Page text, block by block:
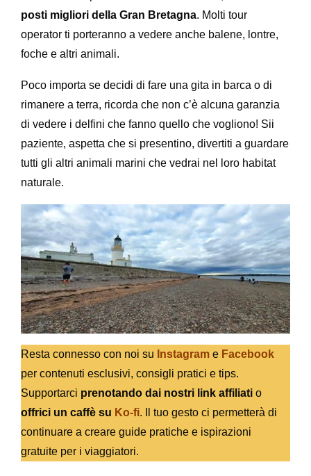
posti migliori della Gran Bretagna. Molti tour
operator ti porteranno a vedere anche balene, lontre,
foche e altri animali.
Poco importa se decidi di fare una gita in barca o di
rimanere a terra, ricorda che non c’è alcuna garanzia
di vedere i delfini che fanno quello che vogliono! Sii
paziente, aspetta che si presentino, divertiti a guardare
tutti gli altri animali marini che vedrai nel loro habitat
naturale.
Resta connesso con noi su Instagram e Facebook
per contenuti esclusivi, consigli pratici e tips.
Supportarci prenotando dai nostri link affiliati o
offrici un caffè su Ko-fi. Il tuo gesto ci permetterà di
continuare a creare guide pratiche e ispirazioni
gratuite per i viaggiatori.